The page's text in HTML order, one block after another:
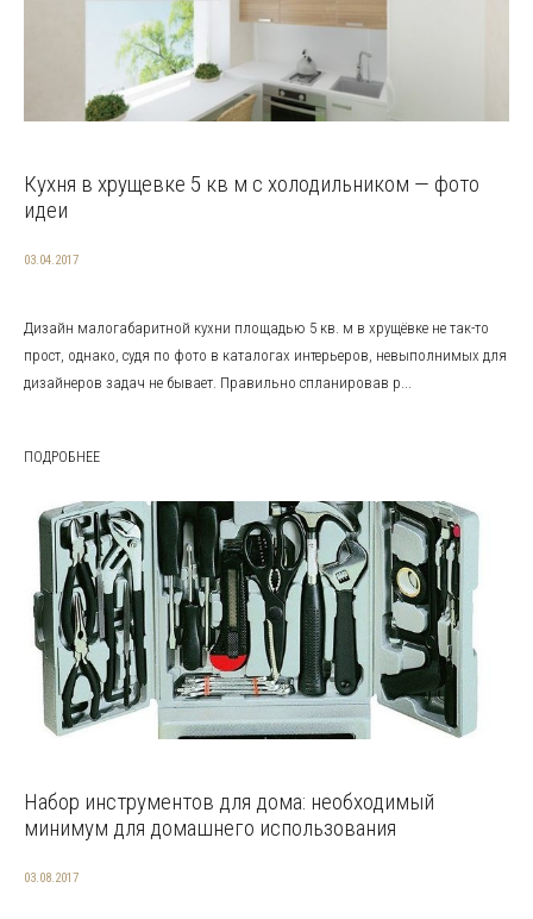
Кухня в хрущевке 5 кв м с холодильником — фото
идеи
03.04.2017
Дизайн малогабаритной кухни площадью 5 кв. м в хрущёвке не так-то
прост, однако, судя по фото в каталогах интерьеров, невыполнимых для
дизайнеров задач не бывает. Правильно спланировав р...
ПОДРОБНЕЕ
Набор инструментов для дома: необходимый
минимум для домашнего использования
03.08.2017